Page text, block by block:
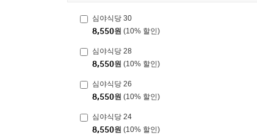
심야식당 30
8,550원 (10% 할인)
심야식당 28
8,550원 (10% 할인)
심야식당 26
8,550원 (10% 할인)
심야식당 24
8,550원 (10% 할인)